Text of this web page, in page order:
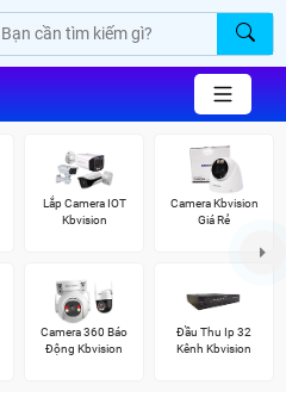
Lắp Camera IOT
Kbvision
Camera Kbvision
Giá Rẻ
Camera 360 Báo
Động Kbvision
Đầu Thu Ip 32
Kênh Kbvision